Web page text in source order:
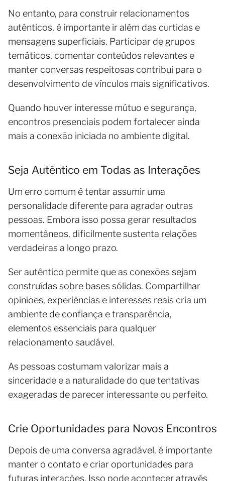
No entanto, para construir relacionamentos
autênticos, é importante ir além das curtidas e
mensagens superficiais. Participar de grupos
temáticos, comentar conteúdos relevantes e
manter conversas respeitosas contribui para o
desenvolvimento de vínculos mais significativos.
Quando houver interesse mútuo e segurança,
encontros presenciais podem fortalecer ainda
mais a conexão iniciada no ambiente digital.
Seja Autêntico em Todas as Interações
Um erro comum é tentar assumir uma
personalidade diferente para agradar outras
pessoas. Embora isso possa gerar resultados
momentâneos, dificilmente sustenta relações
verdadeiras a longo prazo.
Ser autêntico permite que as conexões sejam
construídas sobre bases sólidas. Compartilhar
opiniões, experiências e interesses reais cria um
ambiente de confiança e transparência,
elementos essenciais para qualquer
relacionamento saudável.
As pessoas costumam valorizar mais a
sinceridade e a naturalidade do que tentativas
exageradas de parecer interessante ou perfeito.
Crie Oportunidades para Novos Encontros
Depois de uma conversa agradável, é importante
manter o contato e criar oportunidades para
futuras interações. Isso pode acontecer através